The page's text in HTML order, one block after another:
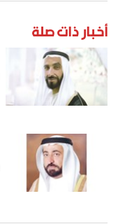
عدد اليوم
مواقيت الصلاة
أخبار ذات صلة